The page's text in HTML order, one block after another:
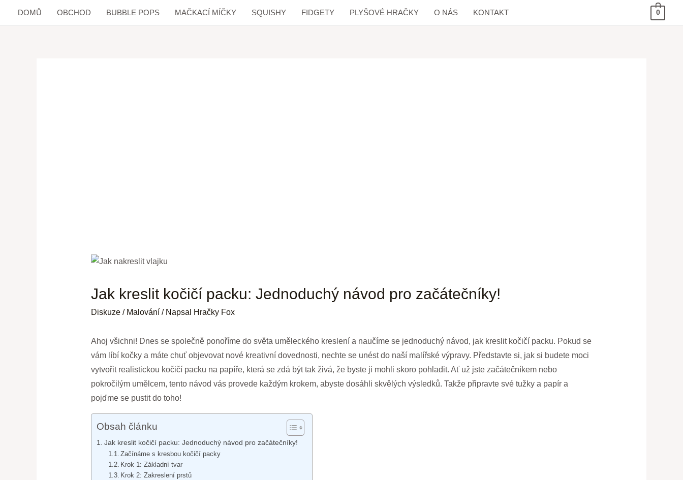
DOMŮ OBCHOD BUBBLE POPS MAČKACÍ MÍČKY SQUISHY FIDGETY PLYŠOVÉ HRAČKY O NÁS KONTAKT 0
Jak kreslit kočičí packu: Jednoduchý návod pro začátečníky!
Diskuze / Malování/ Napsal Hračky Fox
Ahoj všichni! Dnes se společně ponoříme do světa uměleckého kreslení a naučíme se jednoduchý návod, jak kreslit kočičí packu. Pokud se
vám líbí kočky a máte chuť objevovat nové kreativní dovednosti, nechte se unést do naší malířské výpravy. Představte si, jak si budete moci
vytvořit realistickou kočičí packu na papíře, která se zdá být tak živá, že byste ji mohli skoro pohladit. Ať už jste začátečníkem nebo
pokročilým umělcem, tento návod vás provede každým krokem, abyste dosáhli skvělých výsledků. Takže připravte své tužky a papír a
pojďme se pustit do toho!
Obsah článku
Jak kreslit kočičí packu: Jednoduchý návod pro začátečníky!
Začínáme s kresbou kočičí packy
Krok 1: Základní tvar
Krok 2: Zakreslení prstů